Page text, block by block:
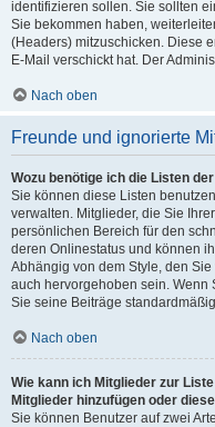
identifizieren sollen. Sie sollten
Sie bekommen haben,
(Headers) mitzuschicken. Diese
E-Mail verschickt hat. Der
Nach oben
Freunde und ignorierte
Wozu benötige ich die Listen
Sie können diese Listen
verwalten. Mitglieder, die Sie
persönlichen Bereich für den
deren Onlinestatus und können
Abhängig von dem Style, den
auch hervorgehoben sein. Wenn
Sie seine Beiträge
Nach oben
Wie kann ich Mitglieder zur
Mitglieder hinzufügen oder
Sie können Benutzer auf zwei